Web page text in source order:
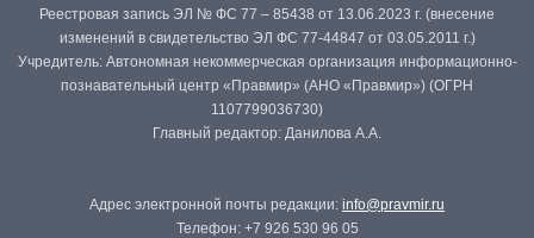
Реестровая запись ЭЛ № ФС 77 – 85438 от 13.06.2023 г. (внесение
изменений в свидетельство ЭЛ ФС 77-44847 от 03.05.2011 г.)
Учредитель: Автономная некоммерческая организация информационно-
познавательный центр «Правмир» (АНО «Правмир») (ОГРН
1107799036730)
Главный редактор: Данилова А.А.
Адрес электронной почты редакции: info@pravmir.ru
Телефон: +7 926 530 96 05